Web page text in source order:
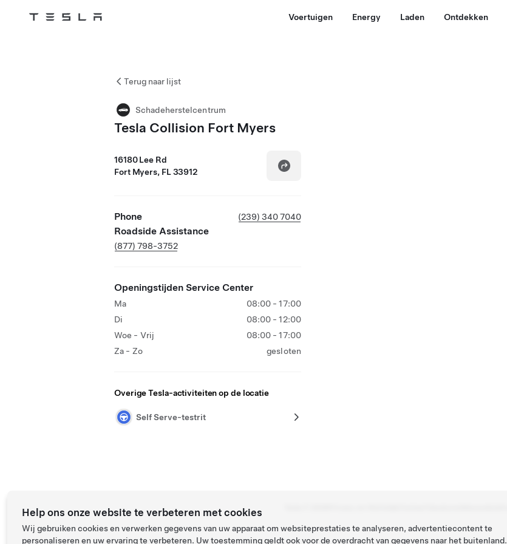
Tesla Voertuigen Energy Laden Ontdekken
Terug naar lijst
Schadeherstelcentrum
Tesla Collision Fort Myers
16180 Lee Rd
Fort Myers, FL 33912
Phone (239) 340 7040
Roadside Assistance
(877) 798-3752
Openingstijden Service Center
Ma
08:00 - 17:00
Di
08:00 - 12:00
Woe - Vrij
08:00 - 17:00
Za - Zo
gesloten
Overige Tesla-activiteiten op de locatie
Self Serve-testrit
Help ons onze website te verbeteren met cookies
Wij gebruiken cookies en verwerken gegevens van uw apparaat om websiteprestaties te analyseren, advertentiecontent te
personaliseren en uw ervaring te verbeteren. Uw toestemming geldt ook voor de overdracht van gegevens naar het buitenland.